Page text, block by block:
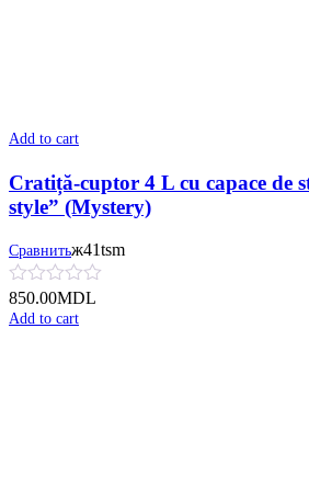
Add to cart
Cratiță-cuptor 4 L cu сapace de
style” (Mystery)
Сравнитьж41tsm
850.00MDL
Add to cart